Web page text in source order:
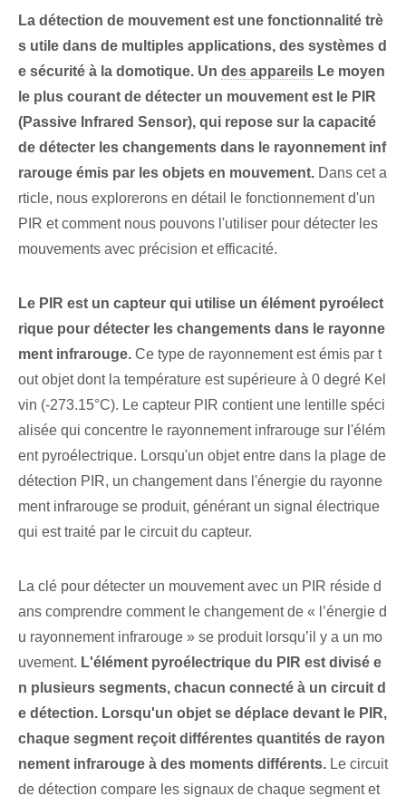
La détection de mouvement est une fonctionnalité trè
s utile dans de multiples applications, des systèmes d
e sécurité à la domotique. Un des appareils Le moyen
le plus courant de détecter un mouvement est le PIR
(Passive Infrared Sensor), qui repose sur la capacité
de détecter les changements dans le rayonnement inf
rarouge émis par les objets en mouvement. Dans cet a
rticle, nous explorerons en détail le fonctionnement d'un
PIR et comment nous pouvons l'utiliser pour détecter les
mouvements avec précision et efficacité.
Le ⁢PIR est ⁤un‍ capteur qui utilise un élément pyroélect
rique pour⁤ détecter les changements dans le rayonne
ment infrarouge. Ce type de rayonnement est émis par t
out objet dont la température est supérieure à 0 degré Kel
vin (-273.15°C). Le capteur PIR contient une lentille spéci
alisée qui concentre le rayonnement infrarouge sur l'élém
ent pyroélectrique. Lorsqu'un objet entre dans la plage de
détection PIR, un changement dans l'énergie du rayonne
ment infrarouge se produit, générant un signal électrique
qui est traité par le circuit du capteur.
La clé pour détecter un mouvement avec un PIR⁢ réside d
ans ⁤comprendre comment⁤ le changement de « l’énergie d
u rayonnement infrarouge » se produit lorsqu’il y a un mo
uvement. L'élément ⁣pyroélectrique du PIR‍ est divisé e
n plusieurs‌ segments, chacun connecté à un ⁣circuit d
e détection. Lorsqu'un objet se déplace devant le PIR,
chaque segment reçoit différentes quantités de rayon
nement infrarouge à des moments différents. Le circuit
de détection compare les signaux de chaque segment et